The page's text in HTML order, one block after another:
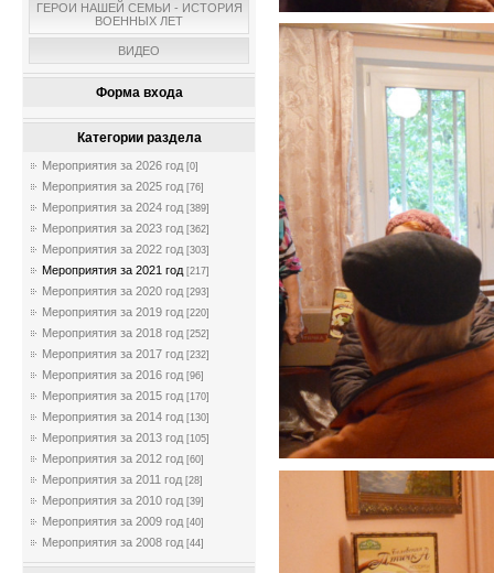
ГЕРОИ НАШЕЙ СЕМЬИ - ИСТОРИЯ
ВОЕННЫХ ЛЕТ
ВИДЕО
Форма входа
Категории раздела
Мероприятия за 2026 год [0]
Мероприятия за 2025 год [76]
Мероприятия за 2024 год [389]
Мероприятия за 2023 год [362]
Мероприятия за 2022 год [303]
Мероприятия за 2021 год [217]
Мероприятия за 2020 год [293]
Мероприятия за 2019 год [220]
Мероприятия за 2018 год [252]
Мероприятия за 2017 год [232]
Мероприятия за 2016 год [96]
Мероприятия за 2015 год [170]
Мероприятия за 2014 год [130]
Мероприятия за 2013 год [105]
Мероприятия за 2012 год [60]
Мероприятия за 2011 год [28]
Мероприятия за 2010 год [39]
Мероприятия за 2009 год [40]
Мероприятия за 2008 год [44]